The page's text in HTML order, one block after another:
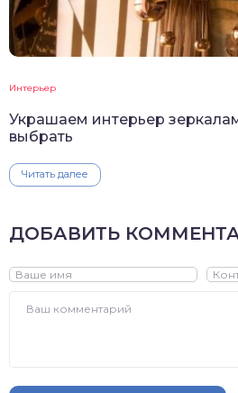
Интерьер
Украшаем интерьер
выбрать
Читать далее
ДОБАВИТЬ